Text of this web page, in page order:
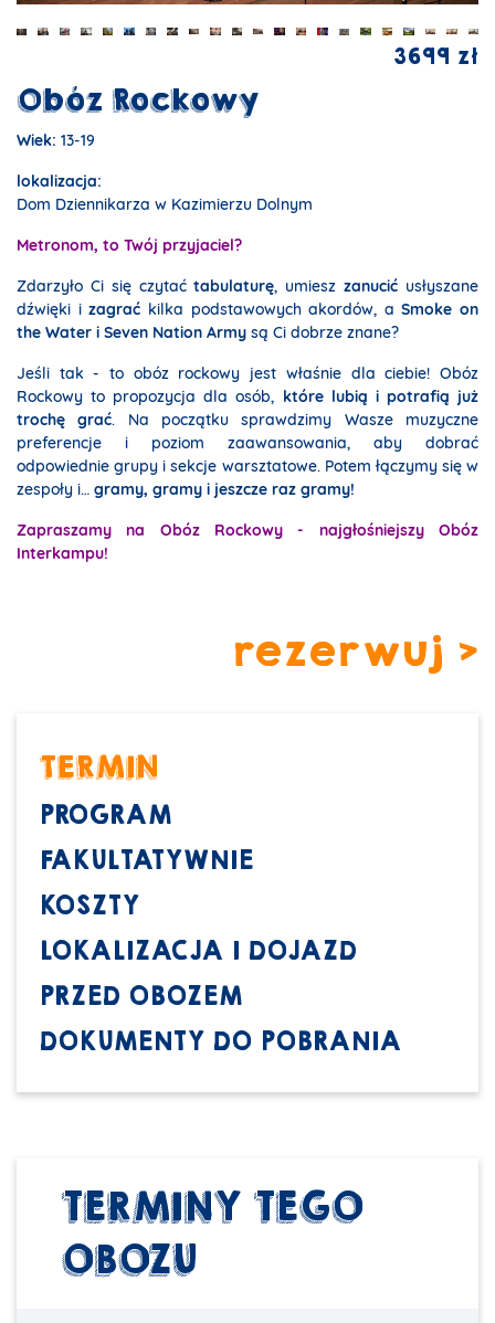
3699 zł
Obóz Rockowy
Wiek: 13-19
lokalizacja:
Dom Dziennikarza w Kazimierzu Dolnym
Metronom, to Twój przyjaciel?
Zdarzyło Ci się czytaćtabulaturę, umieszzanucić usłyszane
dźwięki izagrać kilka podstawowych akordów, aSmoke on
the Water i Seven Nation Army są Ci dobrze znane?
Jeśli tak - to obóz rockowy jest właśnie dla ciebie! Obóz
Rockowy to propozycja dla osób, które lubią i potrafią już
trochę grać. Na początku sprawdzimy Wasze muzyczne
preferencje i poziom zaawansowania, aby dobrać
odpowiednie grupy i sekcje warsztatowe. Potem łączymy się w
zespoły i… gramy, gramy i jeszcze raz gramy!
Zapraszamy na Obóz Rockowy - najgłośniejszy Obóz
Interkampu!
rezerwuj >
TERMIN
PROGRAM
FAKULTATYWNIE
KOSZTY
LOKALIZACJA I DOJAZD
PRZED OBOZEM
DOKUMENTY DO POBRANIA
TERMINY TEGO
OBOZU